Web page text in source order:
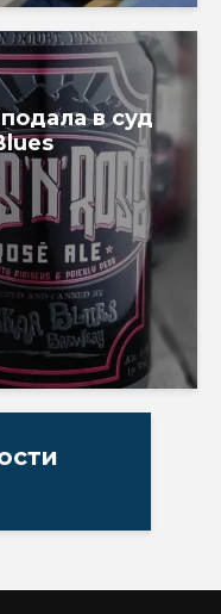
подала в суд